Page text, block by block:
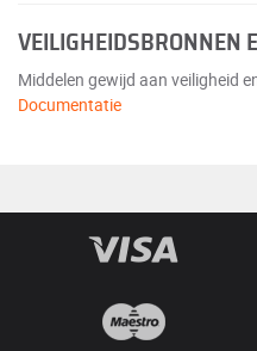
VEILIGHEIDSBRONNEN
Middelen gewijd aan veiligheid
Documentatie